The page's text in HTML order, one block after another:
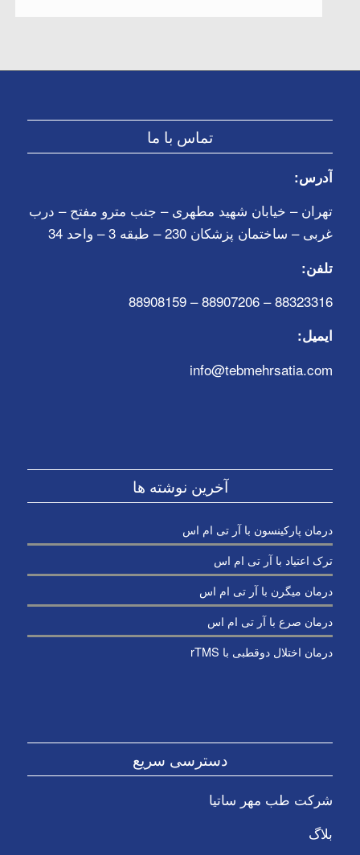
تماس با ما
آدرس:
تهران – خیابان شهید مطهری – جنب مترو مفتح – درب
غربی – ساختمان پزشکان 230 – طبقه 3 – واحد 34
تلفن:
88323316 – 88907206 – 88908159
ایمیل:
info@tebmehrsatia.com
آخرین نوشته ها
درمان پارکینسون با آر تی ام اس
ترک اعتیاد با آر تی ام اس
درمان میگرن با آر تی ام اس
درمان صرع با آر تی ام اس
درمان اختلال دوقطبی با rTMS
دسترسی سریع
شرکت طب مهر ساتیا
بلاگ